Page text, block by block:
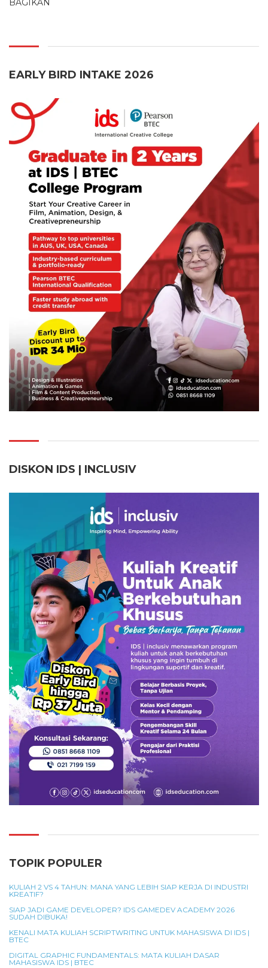
BAGIKAN
EARLY BIRD INTAKE 2026
DISKON IDS | INCLUSIV
TOPIK POPULER
KULIAH 2 VS 4 TAHUN: MANA YANG LEBIH SIAP KERJA DI INDUSTRI
KREATIF?
SIAP JADI GAME DEVELOPER? IDS GAMEDEV ACADEMY 2026
SUDAH DIBUKA!
KENALI MATA KULIAH SCRIPTWRITING UNTUK MAHASISWA DI IDS |
BTEC
DIGITAL GRAPHIC FUNDAMENTALS: MATA KULIAH DASAR
MAHASISWA IDS | BTEC